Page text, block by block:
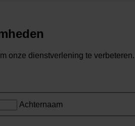
onze dienstverlening te verbeteren.
Achternaam